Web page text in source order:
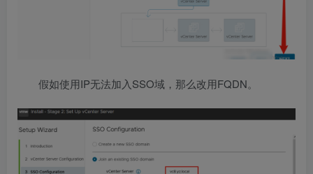
假如使用IP无法加入SSO域，那么改用FQDN。